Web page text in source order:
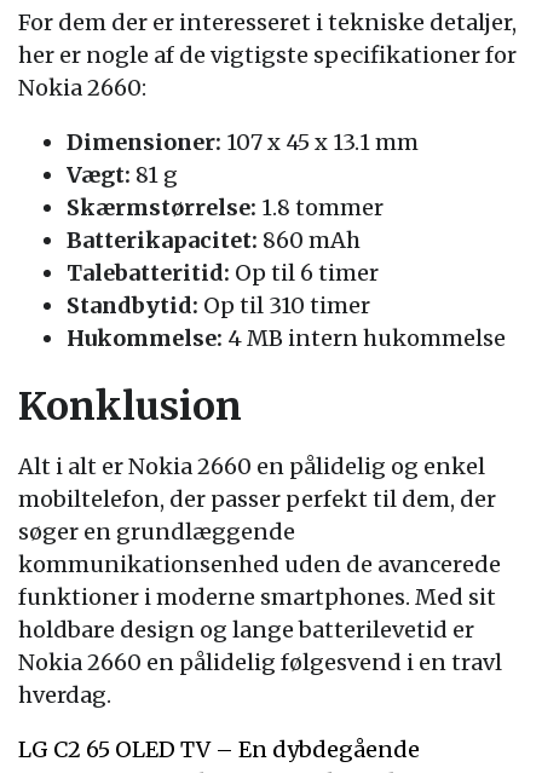
For dem der er interesseret i tekniske detaljer,
her er nogle af de vigtigste specifikationer for
Nokia 2660:
Dimensioner: 107 x 45 x 13.1 mm
Vægt: 81 g
Skærmstørrelse: 1.8 tommer
Batterikapacitet: 860 mAh
Talebatteritid: Op til 6 timer
Standbytid: Op til 310 timer
Hukommelse: 4 MB intern hukommelse
Konklusion
Alt i alt er Nokia 2660 en pålidelig og enkel
mobiltelefon, der passer perfekt til dem, der
søger en grundlæggende
kommunikationsenhed uden de avancerede
funktioner i moderne smartphones. Med sit
holdbare design og lange batterilevetid er
Nokia 2660 en pålidelig følgesvend i en travl
hverdag.
LG C2 65 OLED TV – En dybdegående